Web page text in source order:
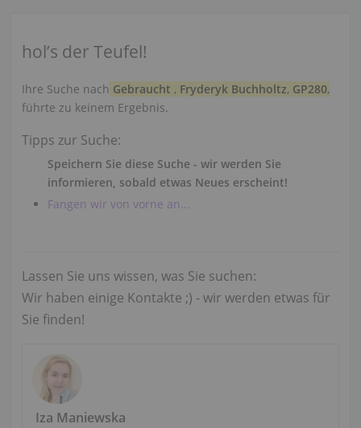
hol’s der Teufel!
Ihre Suche nach Gebraucht , Fryderyk Buchholtz, GP280,
führte zu keinem Ergebnis.
Tipps zur Suche:
Speichern Sie diese Suche - wir werden Sie
informieren, sobald etwas Neues erscheint!
Fangen wir von vorne an...
Lassen Sie uns wissen, was Sie suchen:
Wir haben einige Kontakte ;) - wir werden etwas für
Sie finden!
Iza Maniewska